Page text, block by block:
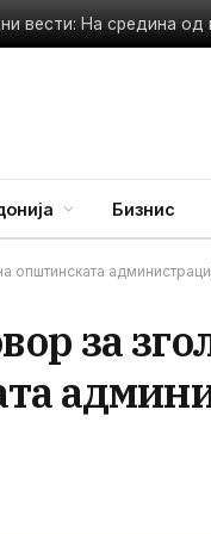
Бизнис
општинската
за